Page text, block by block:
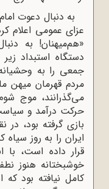
عزای عمومی اعلام
«هم‌میهنان! به
دستگاه استبداد
جمعی را به
مردم قهرمان میهن
می‌گذرانند، موج
حرکت درآمد و
بازی گرفته بود،
ایران را به روز
قرار داده است، با
خوشبختانه هنوز
کامل نیافته بود که